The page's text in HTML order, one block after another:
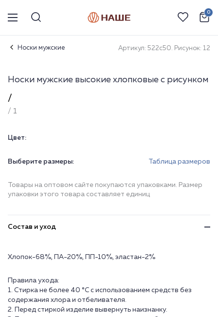
0
Носки мужские Артикул: 522с50. Рисунок: 12
Носки мужские высокие хлопковые с рисунком
/
/ 1
Цвет:
Выберите размеры: Таблица размеров
Товары на оптовом сайте покупаются упаковками. Размер
упаковки этого товара составляет единиц
Состав и уход
Хлопок-68%, ПА-20%, ПП-10%, эластан-2%
Правила ухода:
1. Стирка не более 40 °C с использованием средств без
содержания хлора и отбеливателя.
2. Перед стиркой изделие вывернуть наизнанку.